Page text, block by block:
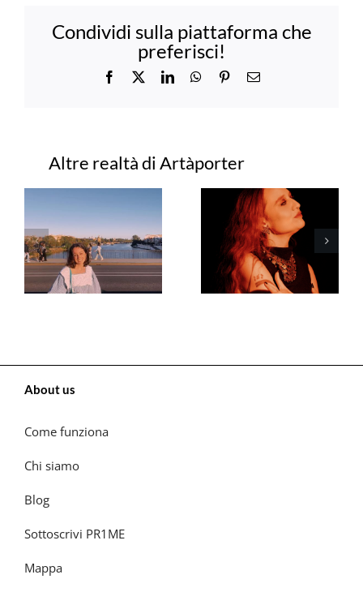
Condividi sulla piattaforma che
preferisci!
Facebook LinkedInWhatsApp
PinterestEmail
Progetti correlati
About us
Come funziona
Chi siamo
Blog
Sottoscrivi PR1ME
Mappa